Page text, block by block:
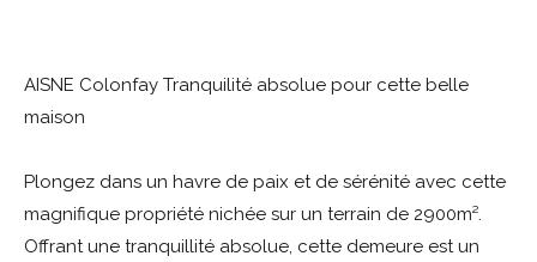
AISNE Colonfay Tranquilité absolue pour cette belle
maison
Plongez dans un havre de paix et de sérénité avec cette
magnifique propriété nichée sur un terrain de 2900m².
Offrant une tranquillité absolue, cette demeure est un